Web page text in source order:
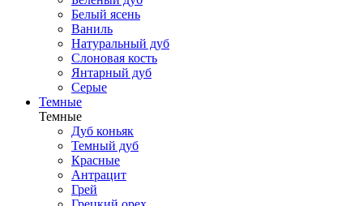
Белый ясень
Ваниль
Натуральный дуб
Слоновая кость
Янтарный дуб
Серые
Темные
Темные
Дуб коньяк
Темный дуб
Красные
Антрацит
Грей